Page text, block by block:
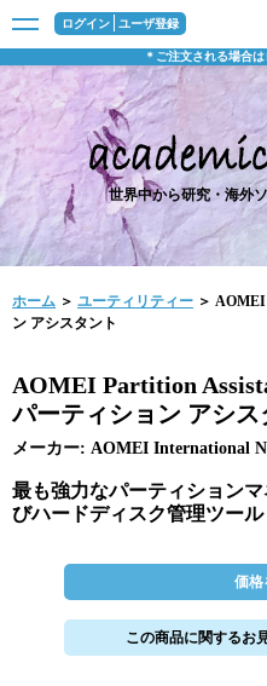
ログイン ユーザ登録
＊ご注文される場合
世界中から研究・海外
ホーム ＞ ユーティリティー ＞
ン アシスタント
AOMEI Partition
パーティション アシス
メーカー: AOMEI International
最も強力なパーティションマ
びハードディスク管理ツール
価格
この商品に関するお